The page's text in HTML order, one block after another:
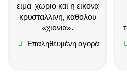
ειμαι χωριο και η εικονα
κρυσταλλινη, καθολου
«χιονια».
Επαληθευμένη αγορά